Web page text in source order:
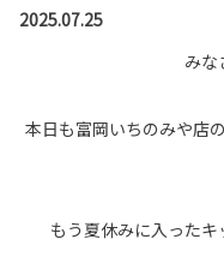
2025.07.25
みな
本日も富岡いちのみや店
もう夏休みに入ったキ